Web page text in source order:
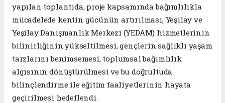
yapılan toplantıda, proje kapsamında bağımlılıkla
mücadelede kentin gücünün artırılması, Yeşilay ve
Yeşilay Danışmanlık Merkezi (YEDAM) hizmetlerinin
bilinirliğinin yükseltilmesi, gençlerin sağlıklı yaşam
tarzlarını benimsemesi, toplumsal bağımlılık
algısının dönüştürülmesi ve bu doğrultuda
bilinçlendirme ile eğitim faaliyetlerinin hayata
geçirilmesi hedeflendi.